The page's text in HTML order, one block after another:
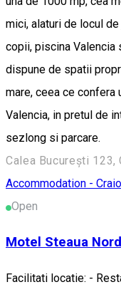
mici, alaturi de locul
copii, piscina Valencia
dispune de spatii
mare, ceea ce confera
Valencia, in pretul de
sezlong si parcare.
Calea București 123,
Accommodation -
Open
Motel Steaua
Facilitati locatie: -